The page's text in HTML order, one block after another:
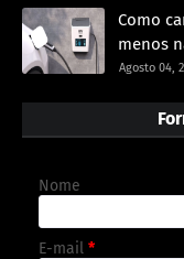
Como
menos
Agosto 04,
Nome
E-mail *